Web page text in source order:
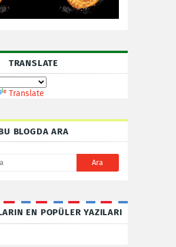
TRANSLATE
Translate
BLOGDA ARA
EN POPÜLER YAZILARI